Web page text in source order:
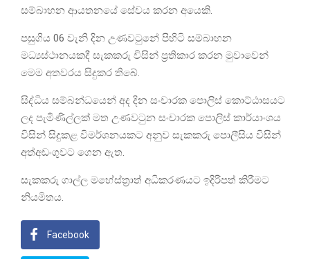
සම්බාහන ආයතනයේ සේවය කරන අයෙකි.
පසුගිය 06 වැනි දින උණවටුනේ පිහිටි සම්බාහන
මධ්‍යස්ථානයකදී සැකකරු විසින් ප්‍රතිකාර කරන මුවාවෙන්
මෙම අතවරය සිදුකර තිබේ.
සිද්ධිය සම්බන්ධයෙන් අද දින සංචාරක පොලිස් කොට්ඨාසයට
ලද පැමිණිල්ලක් මත උණවටුන සංචාරක පොලිස් කාර්යාංශය
විසින් සිදුකළ විමර්ශනයකට අනුව සැකකරු පොලීසිය විසින්
අත්අඩංගුවට ගෙන ඇත.
සැකකරු ගාල්ල මහේස්ත්‍රාත් අධිකරණයට ඉදිරිපත් කිරීමට
නියමිතය.
Facebook